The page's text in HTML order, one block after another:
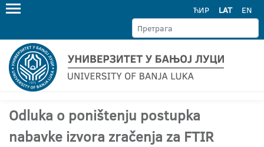
ЋИР LAT EN
Odluka o poništenju postupka
nabavke izvora zračenja za FTIR